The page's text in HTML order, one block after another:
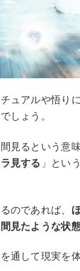
ュアルや悟り
しょう。
見るという意
見する 」とい
のであれば、
見たような状
通して現実を